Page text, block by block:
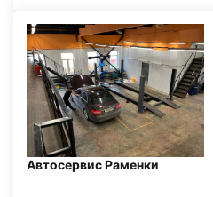
Автосервис Раменки